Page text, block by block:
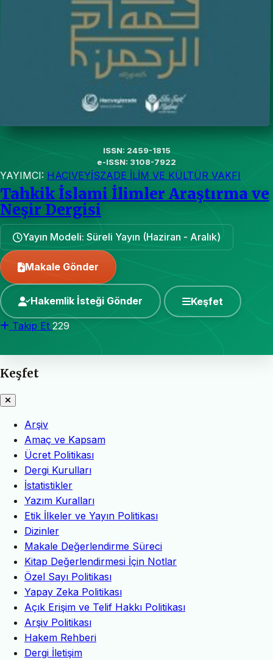
ISSN: 2459-1815
e-ISSN: 3108-7922
YAYIMCI: HACIVEYİSZADE İLİM VE KÜLTÜR VAKFI
Tahkik İslami İlimler Araştırma ve
Neşir Dergisi
Yayın Modeli: Süreli Yayın (Haziran - Aralık)
Makale Gönder
Hakemlik İsteği Gönder Keşfet
Takip Et 229
Keşfet
Arşiv
Amaç ve Kapsam
Ücret Politikası
Dergi Kurulları
İstatistikler
Yazım Kuralları
Etik İlkeler ve Yayın Politikası
Dizinler
Makale Değerlendirme Süreci
Kitap Değerlendirmesi İçin Notlar
Özel Sayı Politikası
Yapay Zeka Politikası
Açık Erişim ve Telif Hakkı Politikası
Arşiv Politikası
Hakem Rehberi
Dergi İletişim